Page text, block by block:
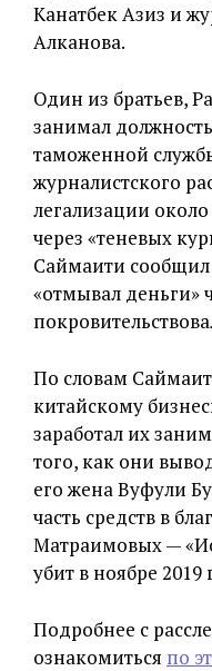
Канатбек Азиз и
Алканова.
Один из братьев,
занимал
таможенной
журналистского
легализации
через «теневых
Саймаити сообщил
«отмывал деньги»
По словам
китайскому
заработал их
того, как они
его жена Вуфули
часть средств в
Матраимовых —
убит в ноябре 2019
Подробнее с
ознакомиться по